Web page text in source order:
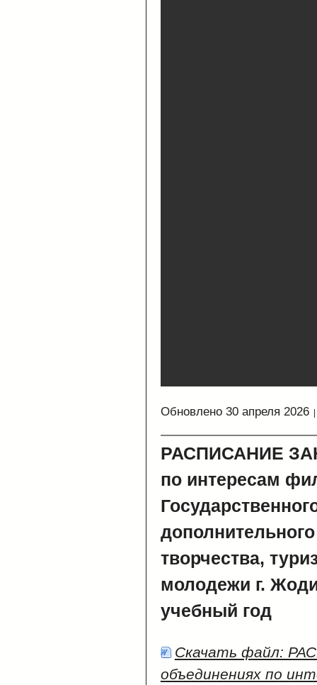
Обновлено 30 апреля 2026
РАСПИСАНИЕ
по интересам
творчества,
молодежи г.
учебный год
Скачать файл:
объединениях по